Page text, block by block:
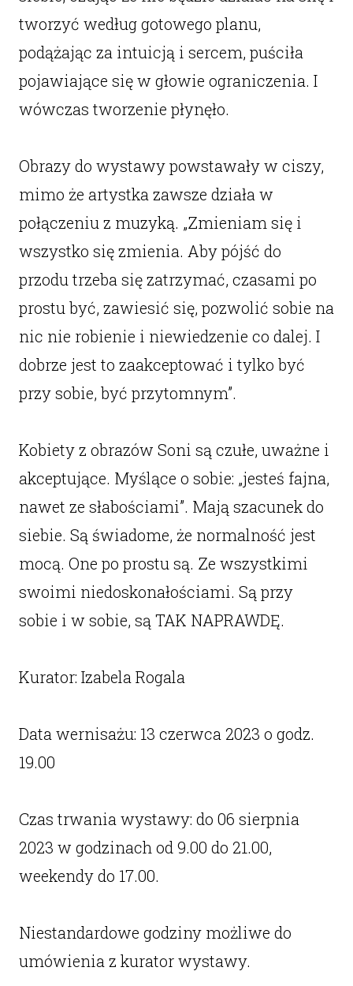
tworzyć według gotowego planu,
podążając za intuicją i sercem, puściła
pojawiające się w głowie ograniczenia. I
wówczas tworzenie płynęło.
Obrazy do wystawy powstawały w ciszy,
mimo że artystka zawsze działa w
połączeniu z muzyką. „Zmieniam się i
wszystko się zmienia. Aby pójść do
przodu trzeba się zatrzymać, czasami po
prostu być, zawiesić się, pozwolić sobie na
nic nie robienie i niewiedzenie co dalej. I
dobrze jest to zaakceptować i tylko być
przy sobie, być przytomnym”.
Kobiety z obrazów Soni są czułe, uważne i
akceptujące. Myślące o sobie: „jesteś fajna,
nawet ze słabościami”. Mają szacunek do
siebie. Są świadome, że normalność jest
mocą. One po prostu są. Ze wszystkimi
swoimi niedoskonałościami. Są przy
sobie i w sobie, są TAK NAPRAWDĘ.
Kurator: Izabela Rogala
Data wernisażu: 13 czerwca 2023 o godz.
19.00
Czas trwania wystawy: do 06 sierpnia
2023 w godzinach od 9.00 do 21.00,
weekendy do 17.00.
Niestandardowe godziny możliwe do
umówienia z kurator wystawy.